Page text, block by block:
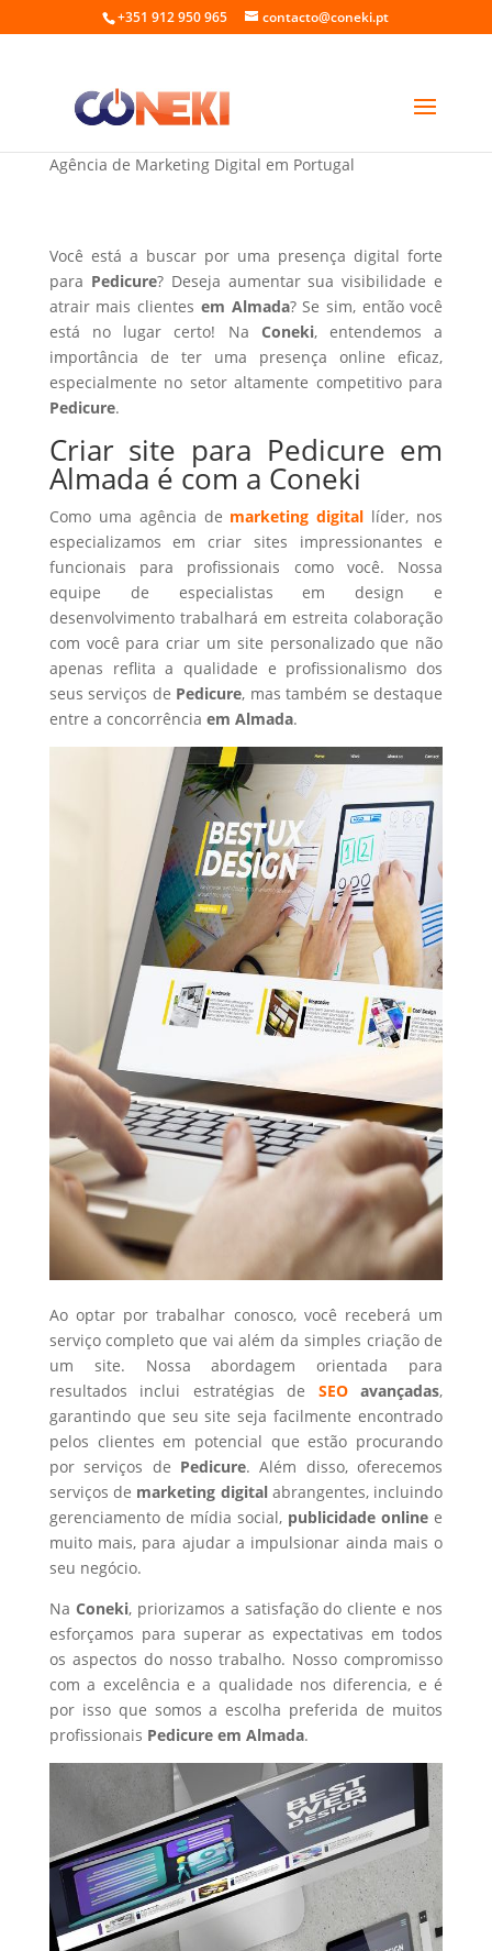
+351 912 950 965 contacto@coneki.pt
Criar site para Pedicure em Almada
Agência de Marketing Digital em Portugal
Você está a buscar por uma presença digital forte
para Pedicure? Deseja aumentar sua visibilidade e
atrair mais clientes em Almada? Se sim, então você
está no lugar certo! Na Coneki, entendemos a
importância de ter uma presença online eficaz,
especialmente no setor altamente competitivo para
Pedicure.
Criar site para Pedicure em
Almada é com a Coneki
Como uma agência de marketing digital líder, nos
especializamos em criar sites impressionantes e
funcionais para profissionais como você. Nossa
equipe de especialistas em design e
desenvolvimento trabalhará em estreita colaboração
com você para criar um site personalizado que não
apenas reflita a qualidade e profissionalismo dos
seus serviços de Pedicure, mas também se destaque
entre a concorrência em Almada.
Ao optar por trabalhar conosco, você receberá um
serviço completo que vai além da simples criação de
um site. Nossa abordagem orientada para
resultados inclui estratégias de SEOavançadas,
garantindo que seu site seja facilmente encontrado
pelos clientes em potencial que estão procurando
por serviços de Pedicure. Além disso, oferecemos
serviços de marketing digital abrangentes, incluindo
gerenciamento de mídia social, publicidade online e
muito mais, para ajudar a impulsionar ainda mais o
seu negócio.
Na Coneki, priorizamos a satisfação do cliente e nos
esforçamos para superar as expectativas em todos
os aspectos do nosso trabalho. Nosso compromisso
com a excelência e a qualidade nos diferencia, e é
por isso que somos a escolha preferida de muitos
profissionais Pedicureem Almada.